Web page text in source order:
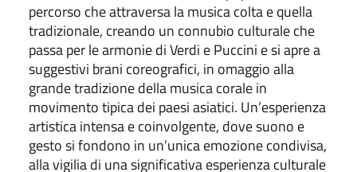
percorso che attraversa la musica colta e quella
tradizionale, creando un connubio culturale che
passa per le armonie di Verdi e Puccini e si apre a
suggestivi brani coreografici, in omaggio alla
grande tradizione della musica corale in
movimento tipica dei paesi asiatici. Un’esperienza
artistica intensa e coinvolgente, dove suono e
gesto si fondono in un’unica emozione condivisa,
alla vigilia di una significativa esperienza culturale